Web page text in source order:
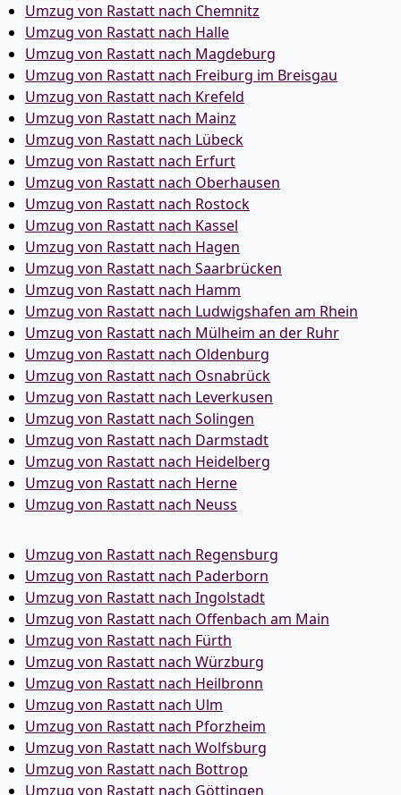
Umzug von Rastatt nach Chemnitz
Umzug von Rastatt nach Halle
Umzug von Rastatt nach Magdeburg
Umzug von Rastatt nach Freiburg im Breisgau
Umzug von Rastatt nach Krefeld
Umzug von Rastatt nach Mainz
Umzug von Rastatt nach Lübeck
Umzug von Rastatt nach Erfurt
Umzug von Rastatt nach Oberhausen
Umzug von Rastatt nach Rostock
Umzug von Rastatt nach Kassel
Umzug von Rastatt nach Hagen
Umzug von Rastatt nach Saarbrücken
Umzug von Rastatt nach Hamm
Umzug von Rastatt nach Ludwigshafen am Rhein
Umzug von Rastatt nach Mülheim an der Ruhr
Umzug von Rastatt nach Oldenburg
Umzug von Rastatt nach Osnabrück
Umzug von Rastatt nach Leverkusen
Umzug von Rastatt nach Solingen
Umzug von Rastatt nach Darmstadt
Umzug von Rastatt nach Heidelberg
Umzug von Rastatt nach Herne
Umzug von Rastatt nach Neuss
Umzug von Rastatt nach Regensburg
Umzug von Rastatt nach Paderborn
Umzug von Rastatt nach Ingolstadt
Umzug von Rastatt nach Offenbach am Main
Umzug von Rastatt nach Fürth
Umzug von Rastatt nach Würzburg
Umzug von Rastatt nach Heilbronn
Umzug von Rastatt nach Ulm
Umzug von Rastatt nach Pforzheim
Umzug von Rastatt nach Wolfsburg
Umzug von Rastatt nach Bottrop
Umzug von Rastatt nach Göttingen